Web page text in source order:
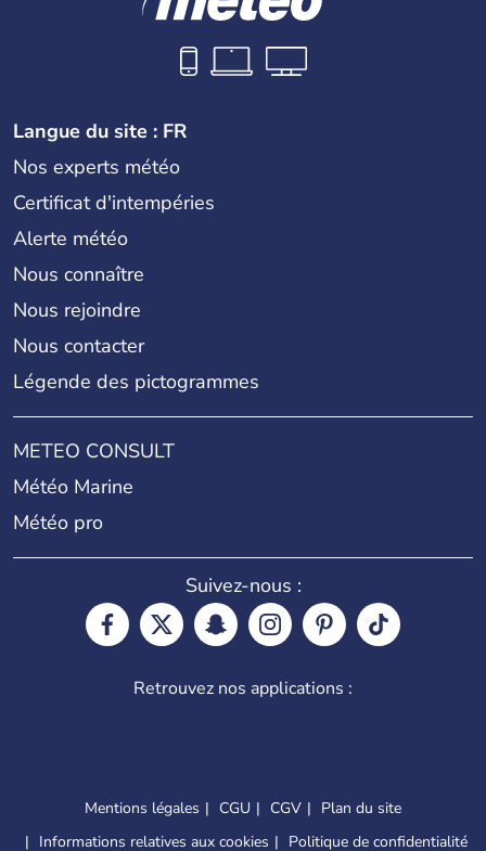
année par le pays.
Langue du site : FR
Nos experts météo
Certificat d'intempéries
Alerte météo
Nous connaître
Nous rejoindre
Nous contacter
Légende des pictogrammes
METEO CONSULT
Météo Marine
Météo pro
Suivez-nous :
Retrouvez nos applications :
Mentions légales CGU CGV
Plan du site
Informations relatives aux cookies
Politique de confidentialité